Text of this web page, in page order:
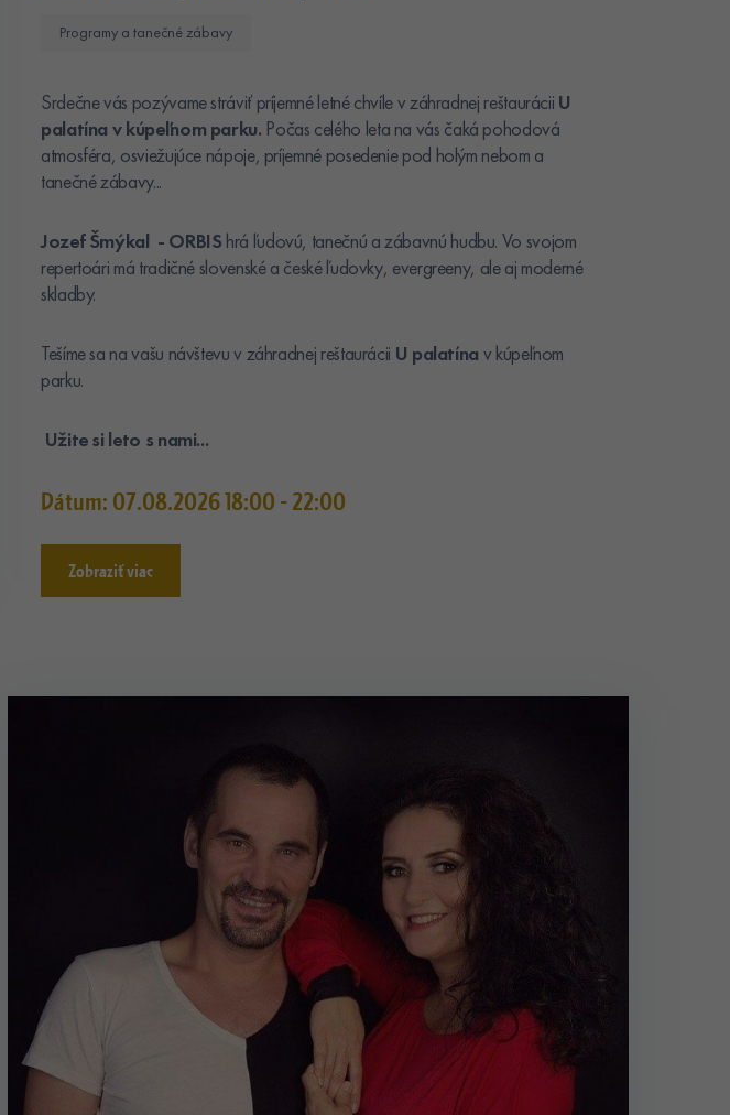
Programy a tanečné zábavy
Srdečne vás pozývame stráviť príjemné letné chvíle v záhradnej reštaurácii U
palatína v kúpeľnom parku. Počas celého leta na vás čaká pohodová
atmosféra, osviežujúce nápoje, príjemné posedenie pod holým nebom a
tanečné zábavy...
Jozef Šmýkal - ORBIS hrá ľudovú, tanečnú a zábavnú hudbu. Vo svojom
repertoári má tradičné slovenské a české ľudovky, evergreeny, ale aj moderné
skladby.
Tešíme sa na vašu návštevu v záhradnej reštaurácii U palatína v kúpeľnom
parku.
Užite si leto s nami...
Dátum: 07.08.2026 18:00 - 22:00
Zobraziť viac